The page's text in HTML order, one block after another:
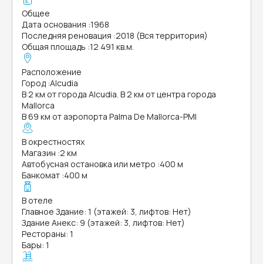
Общее
Дата основания :1968
Последняя реновация :2018 (Вся территория)
Общая площадь :12 491 кв.м.
Расположение
Город :Alcudia
В 2 км от города Alcudia. В 2 км от центра города
Mallorca
В 69 км от аэропорта Palma De Mallorca-PMI
В окрестностях
Магазин :2 км
Автобусная остановка или метро :400 м
Банкомат :400 м
В отеле
Главное Здание: 1 (этажей: 3, лифтов: Нет)
Здание Анекс: 9 (этажей: 3, лифтов: Нет)
Рестораны: 1
Бары: 1